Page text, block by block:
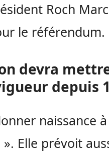
Roch Marc
le référendum.
devra
depuis
naissance
Elle prévoit